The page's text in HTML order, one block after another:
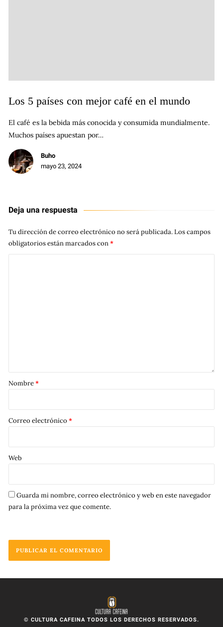
Los 5 países con mejor café en el mundo
El café es la bebida más conocida y consumida mundialmente.
Muchos países apuestan por…
Buho
mayo 23, 2024
Deja una respuesta
Tu dirección de correo electrónico no será publicada.Los campos
obligatorios están marcados con*
Nombre*
Correo electrónico *
Web
Guarda mi nombre, correo electrónico y web en este navegador
para la próxima vez que comente.
© CULTURA CAFEINA TODOS LOS DERECHOS RESERVADOS.